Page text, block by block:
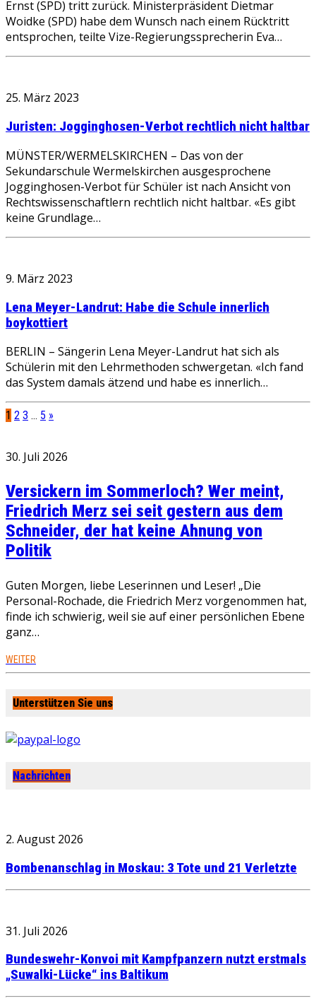
Ernst (SPD) tritt zurück. Ministerpräsident Dietmar
Woidke (SPD) habe dem Wunsch nach einem Rücktritt
entsprochen, teilte Vize-Regierungssprecherin Eva…
25. März 2023
Juristen: Jogginghosen-Verbot rechtlich nicht haltbar
MÜNSTER/WERMELSKIRCHEN – Das von der
Sekundarschule Wermelskirchen ausgesprochene
Jogginghosen-Verbot für Schüler ist nach Ansicht von
Rechtswissenschaftlern rechtlich nicht haltbar. «Es gibt
keine Grundlage…
9. März 2023
Lena Meyer-Landrut: Habe die Schule innerlich
boykottiert
BERLIN – Sängerin Lena Meyer-Landrut hat sich als
Schülerin mit den Lehrmethoden schwergetan. «Ich fand
das System damals ätzend und habe es innerlich…
1 2 3 … 5 »
30. Juli 2026
Versickern im Sommerloch? Wer meint,
Friedrich Merz sei seit gestern aus dem
Schneider, der hat keine Ahnung von
Politik
Guten Morgen, liebe Leserinnen und Leser! „Die
Personal-Rochade, die Friedrich Merz vorgenommen hat,
finde ich schwierig, weil sie auf einer persönlichen Ebene
ganz…
WEITER
Unterstützen Sie uns
Nachrichten
2. August 2026
Bombenanschlag in Moskau: 3 Tote und 21 Verletzte
31. Juli 2026
Bundeswehr-Konvoi mit Kampfpanzern nutzt erstmals
„Suwalki-Lücke“ ins Baltikum